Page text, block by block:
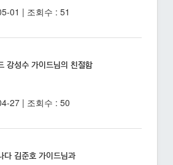
01 | 조회수 : 51
강성수 가이드님의 친절함
27 | 조회수 : 50
김준호 가이드님과